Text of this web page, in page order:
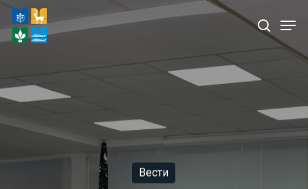
Skip
to
search
Вести
Close